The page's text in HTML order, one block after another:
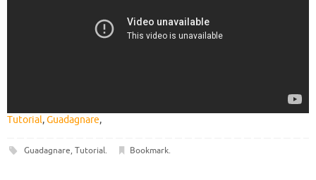
Tutorial,Guadagnare,
Guadagnare, Tutorial. Bookmark.